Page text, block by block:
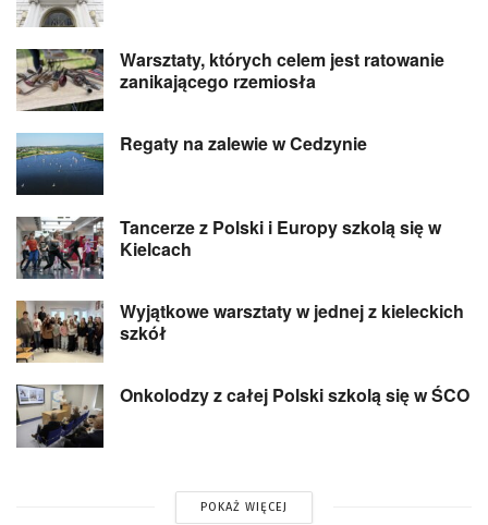
Warsztaty, których celem jest ratowanie
zanikającego rzemiosła
Regaty na zalewie w Cedzynie
Tancerze z Polski i Europy szkolą się w
Kielcach
Wyjątkowe warsztaty w jednej z kieleckich
szkół
Onkolodzy z całej Polski szkolą się w ŚCO
POKAŻ WIĘCEJ